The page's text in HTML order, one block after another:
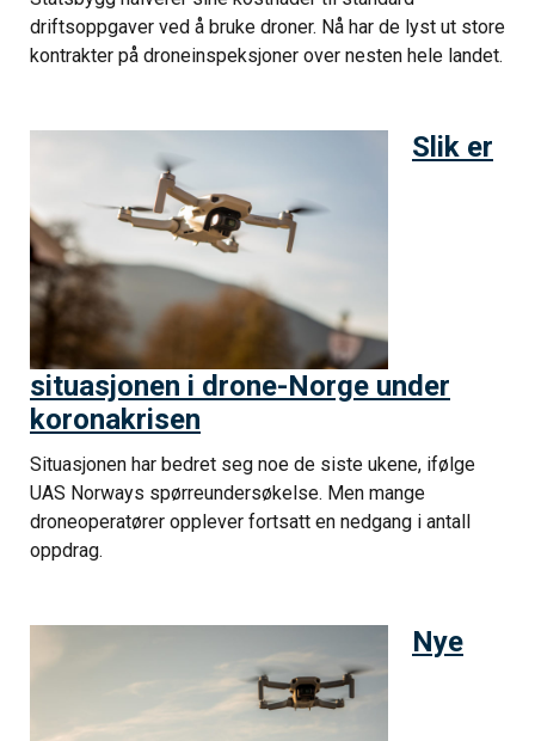
driftsoppgaver ved å bruke droner. Nå har de lyst ut store
kontrakter på droneinspeksjoner over nesten hele landet.
Slik er
situasjonen i drone-Norge under
koronakrisen
Situasjonen har bedret seg noe de siste ukene, ifølge
UAS Norways spørreundersøkelse. Men mange
droneoperatører opplever fortsatt en nedgang i antall
oppdrag.
Nye